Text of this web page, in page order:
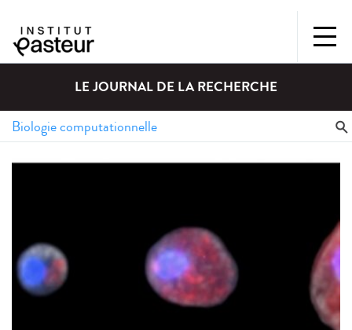
LE JOURNAL DE LA RECHERCHE